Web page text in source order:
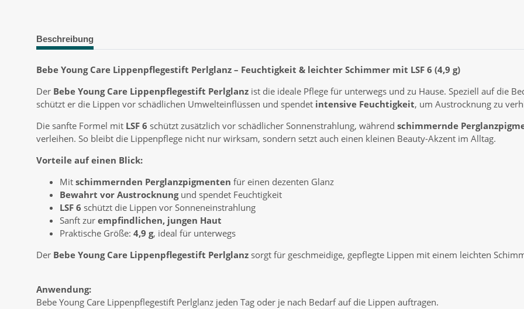
Beschreibung
Bebe Young Care Lippenpflegestift Perlglanz – Feuchtigkeit & leichter Schimmer mit LSF 6 (4,9 g)
Der Bebe Young Care Lippenpflegestift Perlglanz ist die ideale Pflege für unterwegs und zu Hause. Speziell auf die
schützt er die Lippen vor schädlichen Umwelteinflüssen und spendet intensive Feuchtigkeit, um Austrocknung zu
Die sanfte Formel mit LSF 6 schützt zusätzlich vor schädlicher Sonnenstrahlung, während schimmernde
verleihen. So bleibt die Lippenpflege nicht nur wirksam, sondern setzt auch einen kleinen Beauty-Akzent im Alltag.
Vorteile auf einen Blick:
Mit schimmernden Perglanzpigmenten für einen dezenten Glanz
Bewahrt vor Austrocknungund spendet Feuchtigkeit
LSF 6 schützt die Lippen vor Sonneneinstrahlung
Sanft zur empfindlichen, jungen Haut
Praktische Größe: 4,9 g, ideal für unterwegs
Der Bebe Young Care Lippenpflegestift Perlglanz sorgt für geschmeidige, gepflegte Lippen mit einem leichten
Anwendung:
Bebe Young Care Lippenpflegestift Perlglanz jeden Tag oder je nach Bedarf auf die Lippen auftragen.